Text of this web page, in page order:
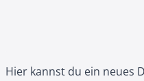
Hier kannst du ein neues